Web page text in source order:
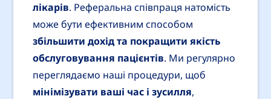
лікарів. Реферальна співпраця натомість
може бути ефективним способом
збільшити дохід та покращити якість
обслуговування пацієнтів. Ми регулярно
переглядаємо наші процедури, щоб
мінімізувати ваші час і зусилля,